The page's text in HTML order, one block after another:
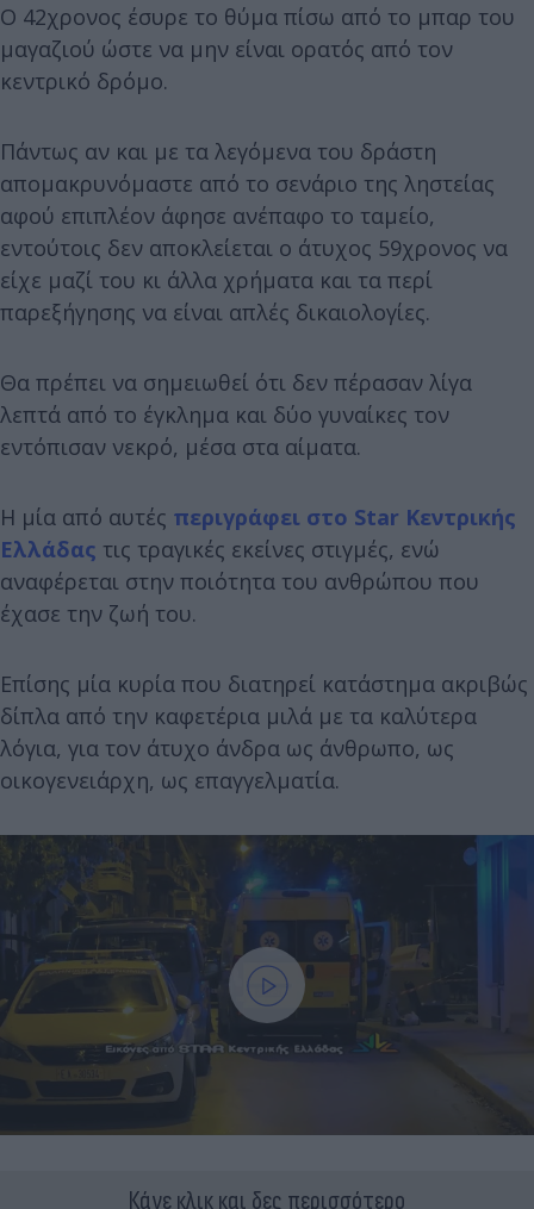
Ο 42χρονος έσυρε το θύμα πίσω από το μπαρ του
μαγαζιού ώστε να μην είναι ορατός από τον
κεντρικό δρόμο.
Πάντως αν και με τα λεγόμενα του δράστη
απομακρυνόμαστε από το σενάριο της ληστείας
αφού επιπλέον άφησε ανέπαφο το ταμείο,
εντούτοις δεν αποκλείεται ο άτυχος 59χρονος να
είχε μαζί του κι άλλα χρήματα και τα περί
παρεξήγησης να είναι απλές δικαιολογίες.
Θα πρέπει να σημειωθεί ότι δεν πέρασαν λίγα
λεπτά από το έγκλημα και δύο γυναίκες τον
εντόπισαν νεκρό, μέσα στα αίματα.
Η μία από αυτές περιγράφει στο Star Κεντρικής
Ελλάδας τις τραγικές εκείνες στιγμές, ενώ
αναφέρεται στην ποιότητα του ανθρώπου που
έχασε την ζωή του.
Επίσης μία κυρία που διατηρεί κατάστημα ακριβώς
δίπλα από την καφετέρια μιλά με τα καλύτερα
λόγια, για τον άτυχο άνδρα ως άνθρωπο, ως
οικογενειάρχη, ως επαγγελματία.
Κάνε κλικ και δες περισσότερο